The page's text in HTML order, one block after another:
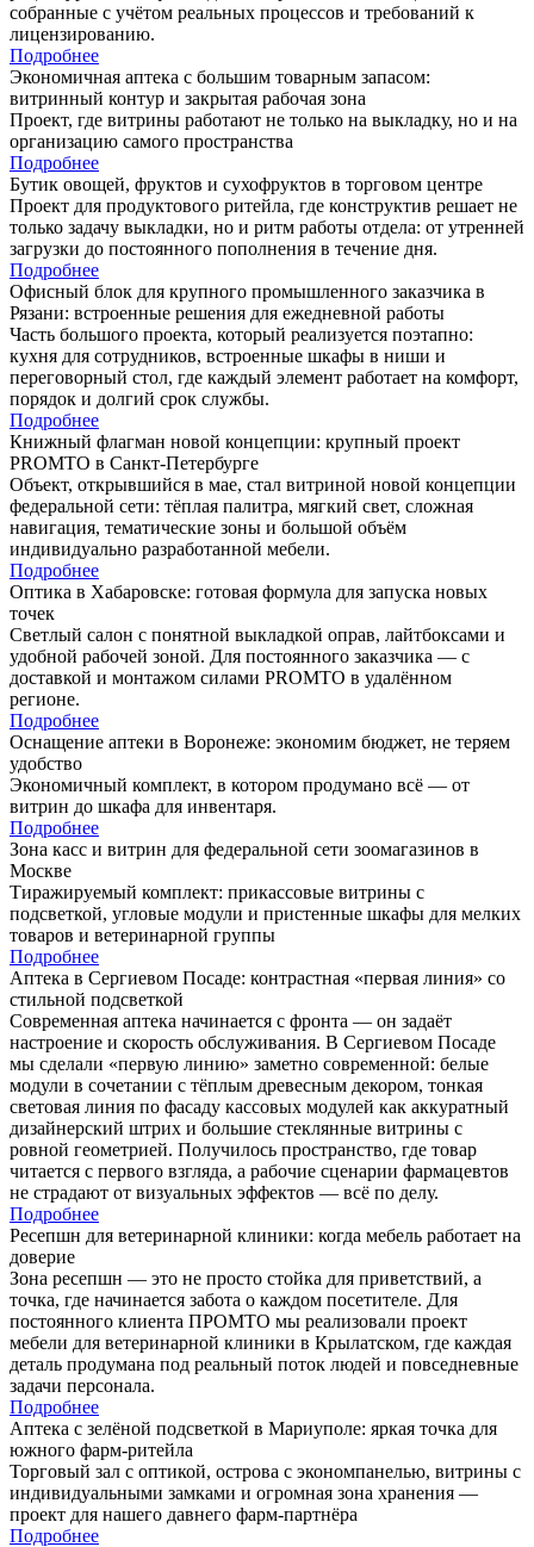
собранные с учётом реальных процессов и требований к
лицензированию.
Подробнее
Экономичная аптека с большим товарным запасом:
витринный контур и закрытая рабочая зона
Проект, где витрины работают не только на выкладку, но и на
организацию самого пространства
Подробнее
Бутик овощей, фруктов и сухофруктов в торговом центре
Проект для продуктового ритейла, где конструктив решает не
только задачу выкладки, но и ритм работы отдела: от утренней
загрузки до постоянного пополнения в течение дня.
Подробнее
Офисный блок для крупного промышленного заказчика в
Рязани: встроенные решения для ежедневной работы
Часть большого проекта, который реализуется поэтапно:
кухня для сотрудников, встроенные шкафы в ниши и
переговорный стол, где каждый элемент работает на комфорт,
порядок и долгий срок службы.
Подробнее
Книжный флагман новой концепции: крупный проект
PROMTO в Санкт-Петербурге
Объект, открывшийся в мае, стал витриной новой концепции
федеральной сети: тёплая палитра, мягкий свет, сложная
навигация, тематические зоны и большой объём
индивидуально разработанной мебели.
Подробнее
Оптика в Хабаровске: готовая формула для запуска новых
точек
Светлый салон с понятной выкладкой оправ, лайтбоксами и
удобной рабочей зоной. Для постоянного заказчика — с
доставкой и монтажом силами PROMTO в удалённом
регионе.
Подробнее
Оснащение аптеки в Воронеже: экономим бюджет, не теряем
удобство
Экономичный комплект, в котором продумано всё — от
витрин до шкафа для инвентаря.
Подробнее
Зона касс и витрин для федеральной сети зоомагазинов в
Москве
Тиражируемый комплект: прикассовые витрины с
подсветкой, угловые модули и пристенные шкафы для мелких
товаров и ветеринарной группы
Подробнее
Аптека в Сергиевом Посаде: контрастная «первая линия» со
стильной подсветкой
Современная аптека начинается с фронта — он задаёт
настроение и скорость обслуживания. В Сергиевом Посаде
мы сделали «первую линию» заметно современной: белые
модули в сочетании с тёплым древесным декором, тонкая
световая линия по фасаду кассовых модулей как аккуратный
дизайнерский штрих и большие стеклянные витрины с
ровной геометрией. Получилось пространство, где товар
читается с первого взгляда, а рабочие сценарии фармацевтов
не страдают от визуальных эффектов — всё по делу.
Подробнее
Ресепшн для ветеринарной клиники: когда мебель работает на
доверие
Зона ресепшн — это не просто стойка для приветствий, а
точка, где начинается забота о каждом посетителе. Для
постоянного клиента ПРОМТО мы реализовали проект
мебели для ветеринарной клиники в Крылатском, где каждая
деталь продумана под реальный поток людей и повседневные
задачи персонала.
Подробнее
Аптека с зелёной подсветкой в Мариуполе: яркая точка для
южного фарм-ритейла
Торговый зал с оптикой, острова с экономпанелью, витрины с
индивидуальными замками и огромная зона хранения —
проект для нашего давнего фарм-партнёра
Подробнее